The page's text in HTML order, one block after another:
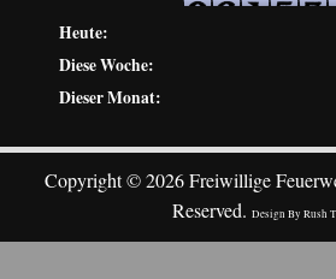
Heute:
Diese Woche:
Dieser Monat:
Copyright © 2026 Freiwillige
Reserved. Design By Rush